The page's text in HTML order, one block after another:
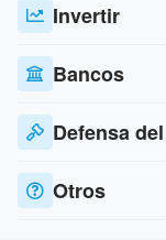
Invertir
Bancos
Defensa
Otros